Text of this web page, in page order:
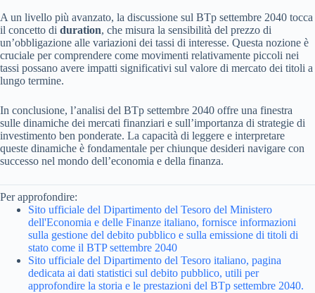
A un livello più avanzato, la discussione sul BTp settembre 2040 tocca
il concetto di duration, che misura la sensibilità del prezzo di
un’obbligazione alle variazioni dei tassi di interesse. Questa nozione è
cruciale per comprendere come movimenti relativamente piccoli nei
tassi possano avere impatti significativi sul valore di mercato dei titoli a
lungo termine.
In conclusione, l’analisi del BTp settembre 2040 offre una finestra
sulle dinamiche dei mercati finanziari e sull’importanza di strategie di
investimento ben ponderate. La capacità di leggere e interpretare
queste dinamiche è fondamentale per chiunque desideri navigare con
successo nel mondo dell’economia e della finanza.
Per approfondire:
Sito ufficiale del Dipartimento del Tesoro del Ministero
dell'Economia e delle Finanze italiano, fornisce informazioni
sulla gestione del debito pubblico e sulla emissione di titoli di
stato come il BTP settembre 2040
Sito ufficiale del Dipartimento del Tesoro italiano, pagina
dedicata ai dati statistici sul debito pubblico, utili per
approfondire la storia e le prestazioni del BTp settembre 2040.